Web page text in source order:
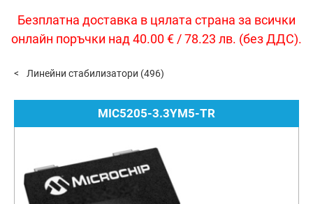
Безплатна доставка в цялата страна за всички
онлайн поръчки над 40.00 € / 78.23 лв. (без ДДС).
Линейни стабилизатори (496)
MIC5205-3.3YM5-TR